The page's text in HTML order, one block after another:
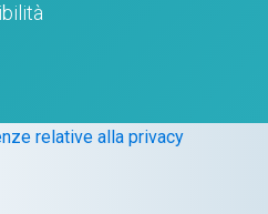
relative alla privacy